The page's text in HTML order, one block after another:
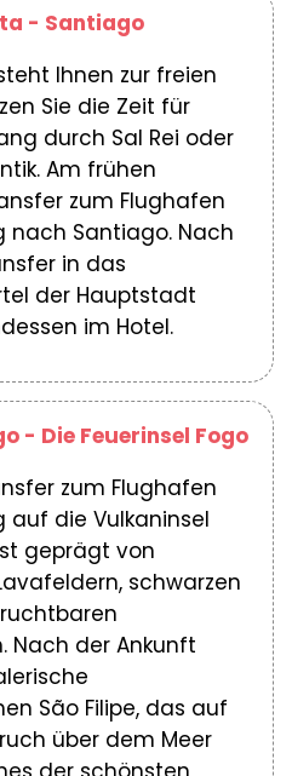
- Santiago
Ihnen zur freien
Sie die Zeit für
durch Sal Rei oder
Am frühen
zum Flughafen
nach Santiago. Nach
in das
der Hauptstadt
im Hotel.
- Die Feuerinsel Fogo
zum Flughafen
auf die Vulkaninsel
geprägt von
schwarzen
Nach der Ankunft
São Filipe, das auf
über dem Meer